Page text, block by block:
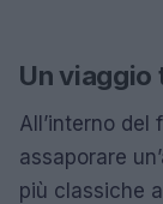
Un viaggio
All’interno
assaporare
più classiche